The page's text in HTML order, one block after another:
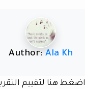
Author: Ala Kh
اضغط هنا لتقييم